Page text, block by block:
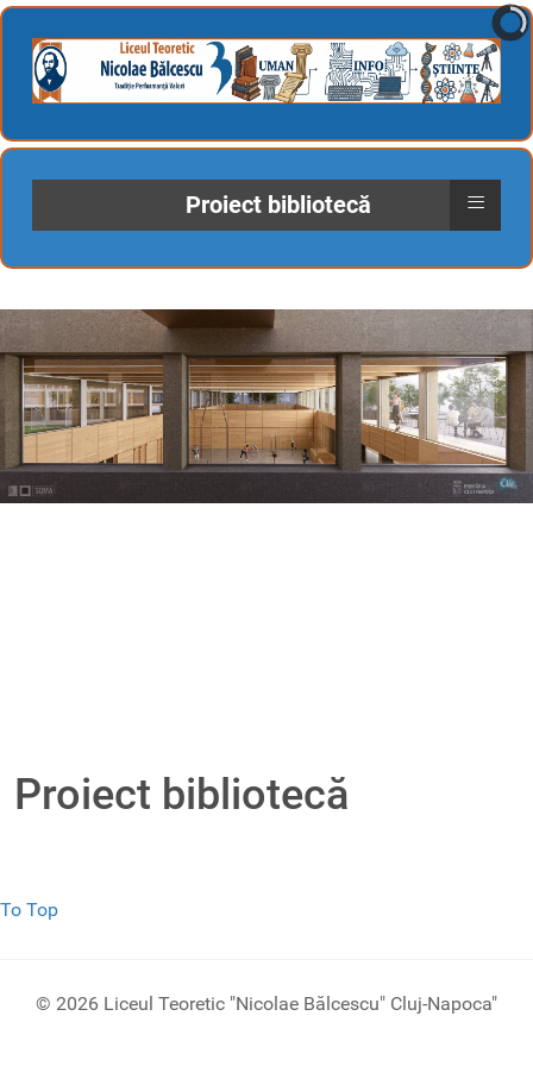
Proiect bibliotecă ≡
Proiect bibliotecă
To Top
© 2026 Liceul Teoretic "Nicolae Bălcescu" Cluj-Napoca"